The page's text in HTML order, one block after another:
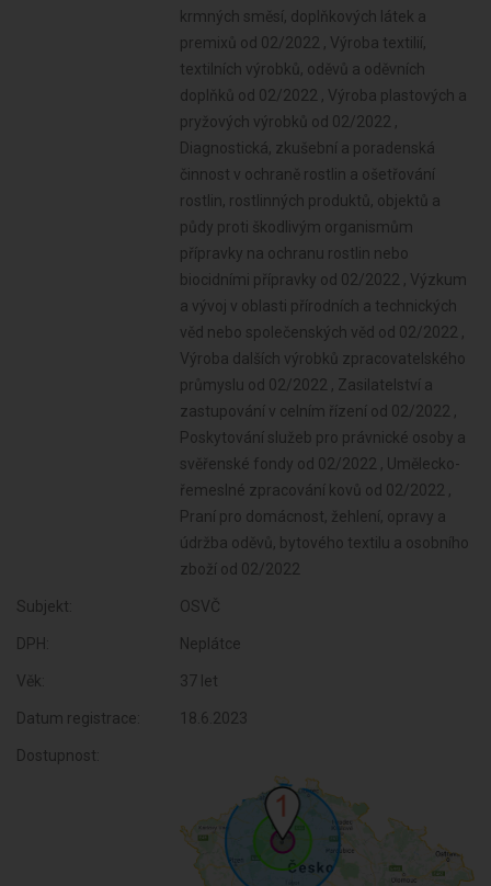
Subjekt: OSVČ
DPH: Neplátce
Věk: 37 let
Datum registrace: 18.6.2023
Dostupnost: